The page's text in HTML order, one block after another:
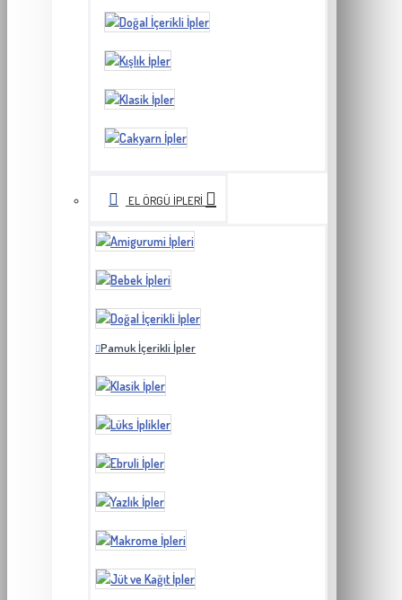
EL ÖRGÜ İPLERI
Pamuk İçerikli İpler